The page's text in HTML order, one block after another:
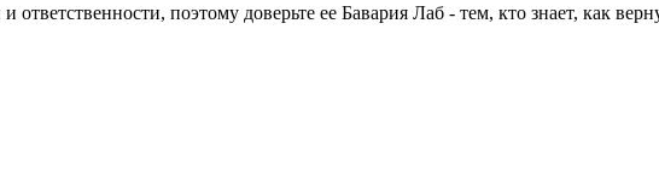
поэтому доверьте ее Бавария Лаб - тем, кто знает, как